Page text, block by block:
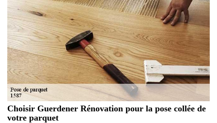
Choisir Guerdener Rénovation pour la pose collée de
votre parquet